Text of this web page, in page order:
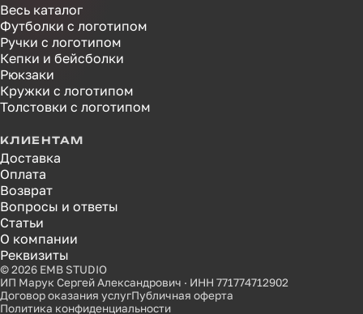
Весь каталог
Футболки с логотипом
Ручки с логотипом
Кепки и бейсболки
Рюкзаки
Кружки с логотипом
Толстовки с логотипом
КЛИЕНТАМ
Доставка
Оплата
Возврат
Вопросы и ответы
Статьи
О компании
Реквизиты
© 2026 EMB STUDIO
ИП Марук Сергей Александрович · ИНН 771774712902
Договор оказания услугПубличная оферта
Политика конфиденциальности